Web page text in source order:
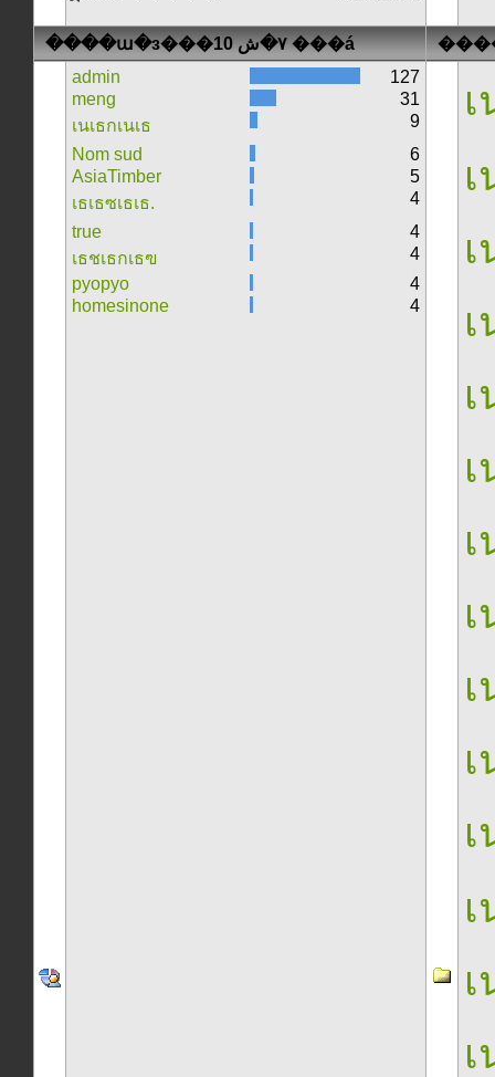
����ա�з���٧�ش 10 ���á
admin
127
meng
31
เนเธกเนเธ
9
Nom sud
6
AsiaTimber
5
เธเธซเธเธ.
4
true
4
เธชเธกเธฃ
4
pyopyo
4
homesinone
4
เ
เ
เ
เ
เ
เ
เ
เ
เ
เ
เ
เ
เ
เ